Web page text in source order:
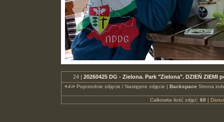
24 | 20260425 DG - Zielona. Park "Zielona". DZIEŃ ZIEMI
<-/->Poprzednie zdjęcie / Następne zdjęcie | Backspace Strona
Całkowita ilość zdjęć: 60 |